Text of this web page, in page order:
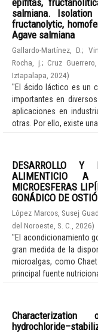
salmiana.
fructanolytic,
Agave salmiana
Gallardo-Martínez, D.;
Rocha, j. ;Cruz Guerrero,
Iztapalapa 2024)
"El ácido láctico es un
importantes en
aplicaciones en
otras. Por ello, existe una
DESARROLLO Y
ALIMENTICIO
MICROESFERAS
GONÁDICO DE
López Marcos, Susej
del Noroeste, S. C.
2026)
"El acondicionamiento
gran medida de la
microalgas, como
principal fuente nutricional